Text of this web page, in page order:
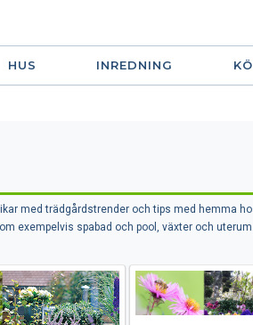
HUS INREDNING
med trädgårdstrender och tips med hemma
exempelvis spabad och pool, växter och uterum.